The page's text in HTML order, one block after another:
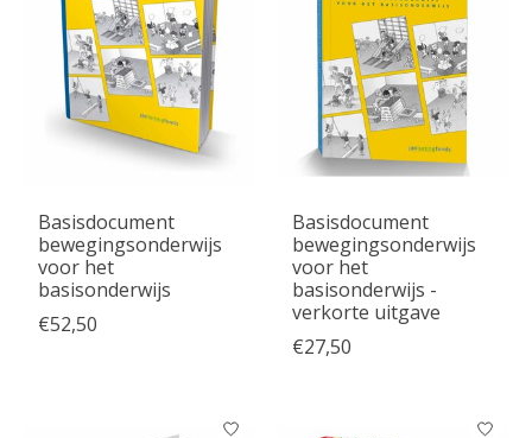
Basisdocument
bewegingsonderwijs
voor het
basisonderwijs
€52,50
Basisdocument
bewegingsonderwijs
voor het
basisonderwijs -
verkorte uitgave
€27,50